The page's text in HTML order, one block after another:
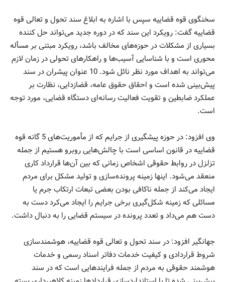
سخنگوی قوه قضاییه سپس با اشاره به ابلاغ سند تحول و تعالی قوه
قضاییه گفت: رویکرد این سند که در دوره جدید می‌تواند حل کننده
بسیاری از مشکلات در حوزه‌های مخالف باشد، رویکرد مبتنی بر مسأله
محوری است و با شناسایی آسیب‌ها و راهکارهای تحولی در زمان لازم
می‌تواند به اهداف مورد نظر نائل شود. 10 عنوان پیشران در سند
پیش‌بینی شده است و احقاق حقوق عامه، قضازدایی، نظارت بر
عملکرد ضابطین و تقویت فعالیت رسانه‌ای دستگاه قضایی، مورد توجه
است.
وی افزود: در حوزه پیشگیری از جرایم که از مأموریت‌‌های 5 گانه قوه
قضاییه در قانون اساسی است با چالش‌هایی روبرو هستیم از جمله
تزلزل در روابط حقوقی اشخاص زمانی که بین آن‌ها قرارداد کاری
منعقد می‌شود. اینها زمینه پرونده‌سازی و تولید مشکل برای مردم
ایجاد می‌کند از جمله ناکافی بودن بعضی تبعات ارتکاب جرم یا
مسائلی که زمینه شکل‌گیری برخی جرایم را ایجاد می‌کرد دست به
دست هم می‌داد و تعدد پرونده در سیستم قضایی را به دنبال داشت.
جهانگیر افزود: در سند تحول و تعالی قوه‌ قضاییه، هوشمندسازی
شروط قراردادی و کیفیت خدمات دفاتر اسناد رسمی و خدمات
هوشمند حقوقی به مردم از جمله فرایندهایی است که در سند